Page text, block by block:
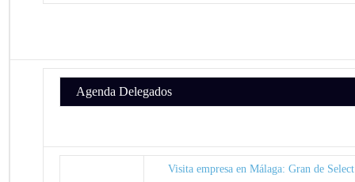
Agenda Delegados
Visita empresa en Málaga: Gran de Select